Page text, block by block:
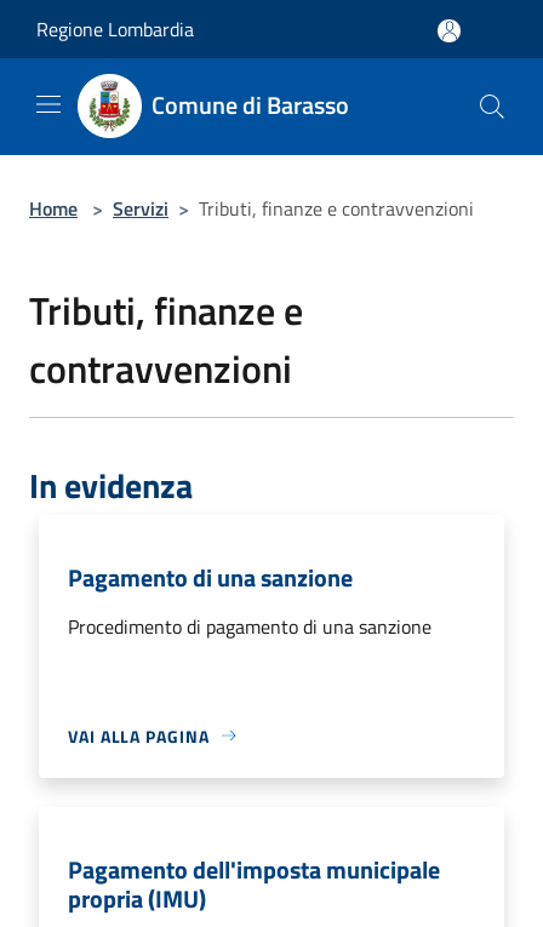
Regione Lombardia
Comune di Barasso
Home > Servizi > Tributi, finanze e contravvenzioni
Tributi, finanze e
contravvenzioni
In evidenza
Pagamento di una sanzione
Procedimento di pagamento di una sanzione
VAI ALLA PAGINA
Pagamento dell'imposta municipale
propria (IMU)